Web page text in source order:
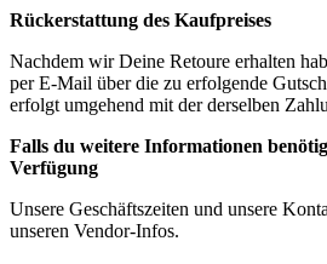
Rückerstattung des Kaufpreises
Nachdem wir Deine Retoure erhalten
per E-Mail über die zu erfolgende
erfolgt umgehend mit der derselben
Falls du weitere Informationen
Verfügung
Unsere Geschäftszeiten und unsere
unseren Vendor-Infos.